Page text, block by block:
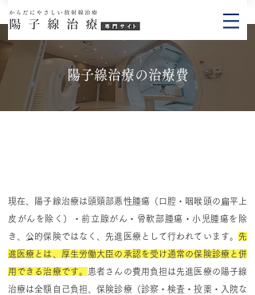
陽子線治療の治療費
現在、陽子線治療は頭頸部悪性腫瘍（口腔・咽喉頭の扁平上
皮がんを除く）・前立腺がん・骨軟部腫瘍・小児腫瘍を除
き、公的保険ではなく、先進医療として行われています。 先
進医療とは、
厚生労働大臣の承認を受け通常の保険診療と併
用できる治療です。 患者さんの費用負担は先進医療の陽子線
治療は全額自己負担、保険診療（診察・検査・投薬・入院な